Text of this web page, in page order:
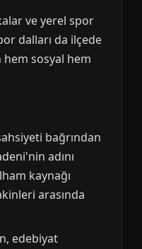
ve yerel spor
dalları da ilçede
sosyal hem
bağrından
adını
kaynağı
arasında
edebiyat